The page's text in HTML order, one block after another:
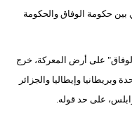
بين حكومة الوفاق والحكومة
على أرض المعركة، خرج
وبريطانيا وإيطاليا والجزائر
على حد قوله.